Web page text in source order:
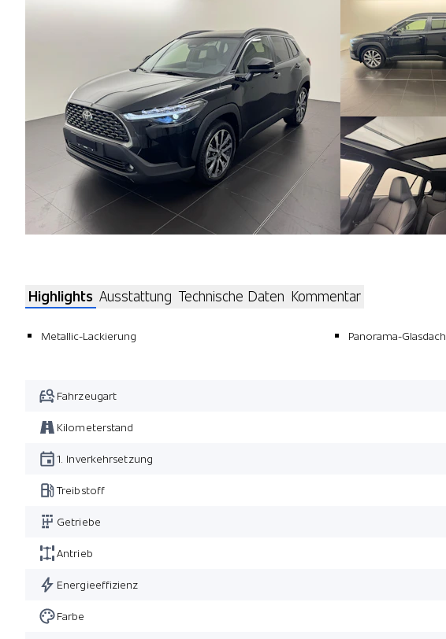
Highlights Ausstattung Technische Daten Kommentar
Metallic-Lackierung Panorama-Glasdach
Fahrzeugart
Kilometerstand
1. Inverkehrsetzung
Treibstoff
Getriebe
Antrieb
Energieeffizienz
Farbe